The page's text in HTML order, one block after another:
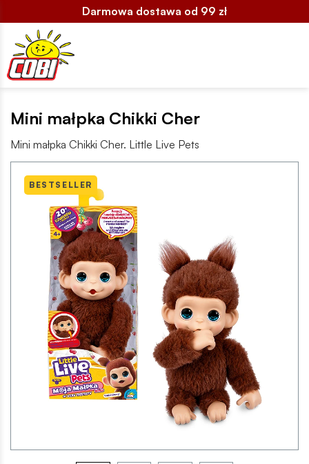
Darmowa dostawa od 99 zł
Mini małpka Chikki Cher
Mini małpka Chikki Cher. Little Live Pets
BESTSELLER